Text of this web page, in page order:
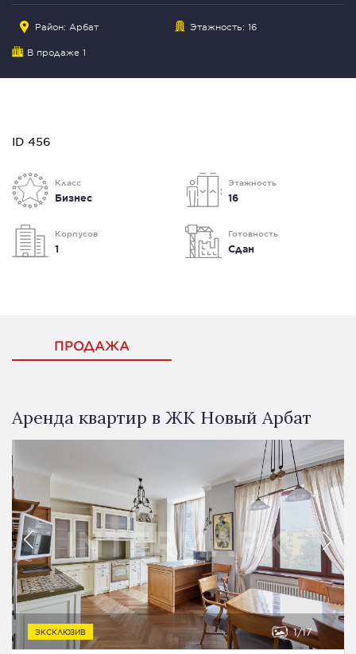
Район: Арбат Этажность: 16
В продаже 1
ID 456
Класс
Бизнес
Этажность
16
Корпусов
1
Готовность
Сдан
ПРОДАЖА
Аренда квартир в ЖК Новый Арбат
ЭКСКЛЮЗИВ 1 17